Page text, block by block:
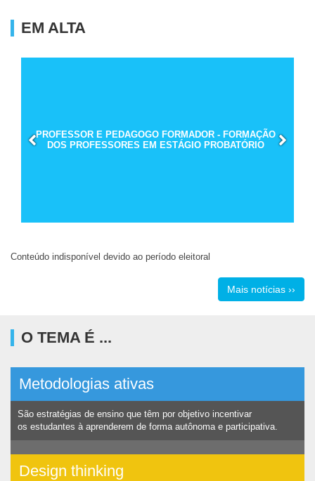
EM ALTA
PROFESSOR E PEDAGOGO FORMADOR - FORMAÇÃO
DOS PROFESSORES EM ESTÁGIO PROBATÓRIO
Conteúdo indisponível devido ao período eleitoral
Mais notícias ››
O TEMA É ...
Metodologias ativas
São estratégias de ensino que têm por objetivo incentivar
os estudantes à aprenderem de forma autônoma e participativa.
Design thinking